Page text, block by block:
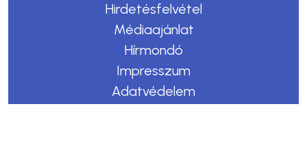
Hirdetésfelvétel
Médiaajánlat
Hírmondó
Impresszum
Adatvédelem